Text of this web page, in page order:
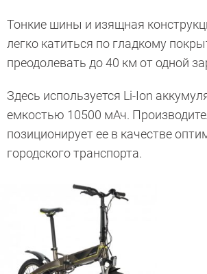
Тонкие шины и изящная
легко катиться по гладкому
преодолевать до 40 км от одной
Здесь используется Li-Ion
емкостью 10500 мАч.
позиционирует ее в качестве
городского транспорта.